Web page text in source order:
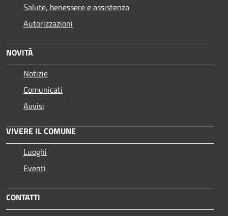
Salute, benessere e assistenza
Autorizzazioni
NOVITÀ
Notizie
Comunicati
Avvisi
VIVERE IL COMUNE
Luoghi
Eventi
CONTATTI